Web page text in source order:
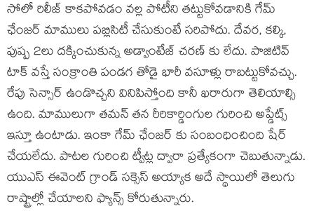
సోలో రిలీజ్ కాకపోవడం వల్ల పోటీని తట్టుకోవడానికి గేమ్
ఛేంజర్ మాములు పబ్లిసిటీ చేసుకుంటే సరిపోదు. దేవర, కల్కి,
పుష్ప 2లు దక్కించుకున్న అడ్వాంటేజ్ చరణ్ కు లేదు. పాజిటివ్
టాక్ వస్తే సంక్రాంతి పండగ తోడై భారీ వసూళ్లు రాబట్టుకోవచ్చు.
రేపు సెన్సార్ ఉండొచ్చని వినిపిస్తోంది కానీ ఖరారుగా తెలియాల్సి
ఉంది. మాములుగా తమన్ తన రీరికార్డింగుల గురించి అప్డేట్స్
ఇస్తూ ఉంటాడు. ఇంకా గేమ్ ఛేంజర్ కు సంబంధించింది షేర్
చేయలేదు. పాటల గురించి ట్వీట్ల ద్వారా ప్రత్యేకంగా చెబుతున్నాడు.
యుఎస్ ఈవెంట్ గ్రాండ్ సక్సెస్ అయ్యాక అదే స్థాయిలో తెలుగు
రాష్ట్రాల్లో చేయాలని ఫ్యాన్స్ కోరుతున్నారు.